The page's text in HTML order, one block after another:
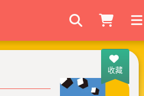
搜尋商家
收藏